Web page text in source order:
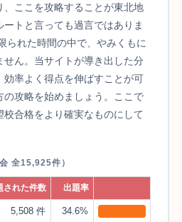
ここを攻略することが東北地
トと言っても過言ではありま
られた時間の中で、やみくもに
ん。当サイトが導き出した分
率よく得点を伸ばすことが可
攻略を始めましょう。ここで
合格をより確実なものにして
全15,925件）
された件数 出題率
5,508 件 34.6%